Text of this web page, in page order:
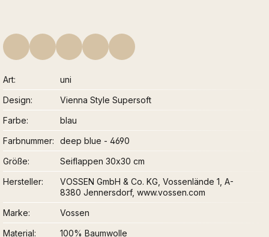
Art
uni
Design
Vienna Style Supersoft
Farbe
blau
Farbnummer
deep blue - 4690
Größe
Seiflappen 30x30 cm
Hersteller
VOSSEN GmbH & Co. KG, Vossenlände 1, A-
8380 Jennersdorf, www.vossen.com
Marke
Vossen
Material
100% Baumwolle